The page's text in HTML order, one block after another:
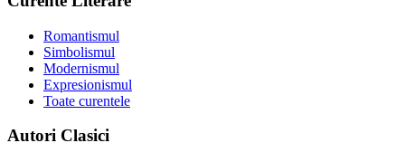
Romantismul
Simbolismul
Modernismul
Expresionismul
Toate curentele
Autori Clasici